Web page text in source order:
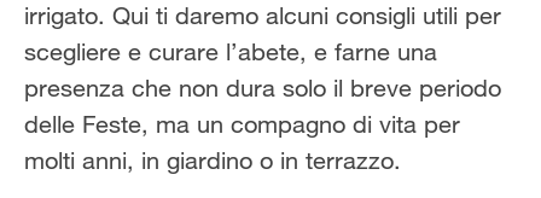
irrigato. Qui ti daremo alcuni consigli utili per
scegliere e curare l’abete, e farne una
presenza che non dura solo il breve periodo
delle Feste, ma un compagno di vita per
molti anni, in giardino o in terrazzo.